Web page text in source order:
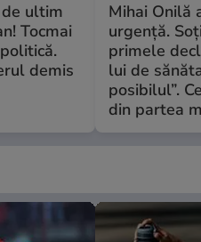
de ultim
Tocmai
demis
Mihai Onilă
urgență.
primele
lui de
posibilul”.
din partea